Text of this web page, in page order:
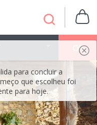
para concluir a
que escolheu foi
para hoje.
OK